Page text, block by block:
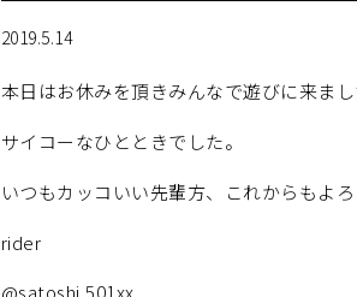
2019.5.14
本日はお休みを頂きみんなで遊びに来ま
サイコーなひとときでした。
いつもカッコいい先輩方、これからもよろ
rider